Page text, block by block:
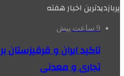
پربازدیدترین اخبار هفته
9 ساعت پیش
تاکید ایران و
تجاری و معدنی